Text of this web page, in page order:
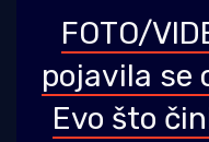
FOTO/
pojavila se
Evo što